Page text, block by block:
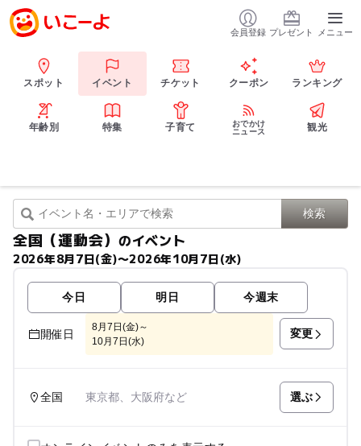
会員登録 プレゼント メニュー
スポット イベント チケット クーポン ランキング
年齢別 特集 子育て
おでかけ
ニュース
観光
全国（運動会）のイベント
2026年8月7日(金)〜2026年10月7日(水)
今日 明日 今週末
開催日
8月7日(金)～
10月7日(水)
変更
全国 東京都、大阪府など 選ぶ